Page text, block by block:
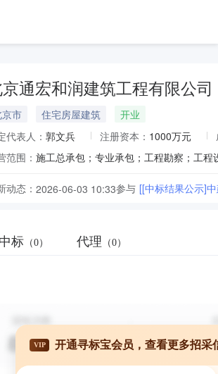
通宏和润建筑工程有限公司
市 住宅房屋建筑
开业
代表人： 郭文兵 注册资本： 1000万元
范围：
动态： 2026-06-03 10:33参与 [[中标结果公示]
中标 （0） 代理 （0）
VIP 开通寻标宝会员，查看更多招采